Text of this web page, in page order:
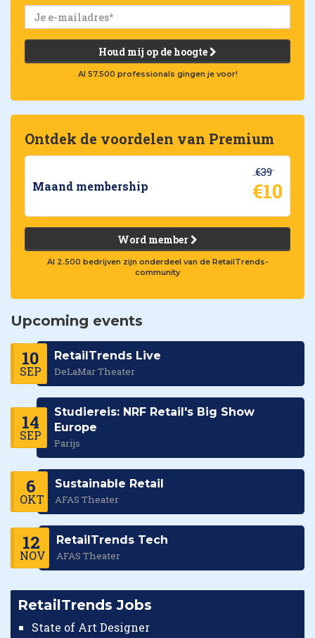
Houd mij op de hoogte
Al 57.500 professionals gingen je voor!
Ontdek de voordelen van Premium
Maand membership
€39
€10
Word member
Al 2.500 bedrijven zijn onderdeel van de RetailTrends-
community
Upcoming events
10
SEP
RetailTrends Live
DeLaMar Theater
14
SEP
Studiereis: NRF Retail's Big Show
Europe
Parijs
6
OKT
Sustainable Retail
AFAS Theater
12
NOV
RetailTrends Tech
AFAS Theater
RetailTrends Jobs
State of Art Designer